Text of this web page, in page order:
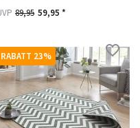
89,95 59,95 *
RABATT 23%